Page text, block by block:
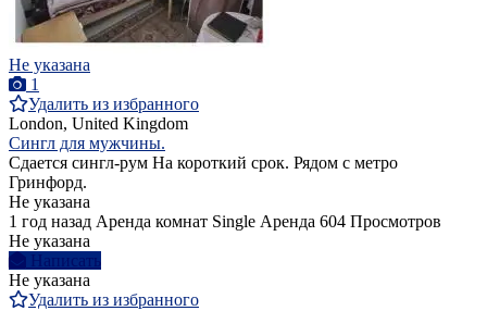
Не указана
1
Удалить из избранного
London, United Kingdom
Сингл для мужчины.
Сдается сингл-рум На короткий срок. Рядом с метро
Гринфорд.
Не указана
1 год назад Аренда комнат Single Аренда 604 Просмотров
Не указана
Написать
Не указана
Удалить из избранного